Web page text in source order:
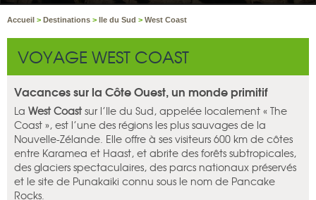
Accueil > Destinations > Ile du Sud > West Coast
VOYAGE WEST COAST
Vacances sur la Côte Ouest, un monde primitif
La West Coast sur l’Ile du Sud, appelée localement « The
Coast », est l’une des régions les plus sauvages de la
Nouvelle-Zélande. Elle offre à ses visiteurs 600 km de côtes
entre Karamea et Haast, et abrite des forêts subtropicales,
des glaciers spectaculaires, des parcs nationaux préservés
et le site de Punakaiki connu sous le nom de Pancake
Rocks.